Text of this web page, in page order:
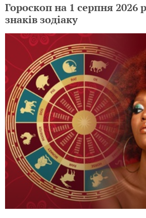
Гороскоп на 1 серпня 2026
знаків зодіаку